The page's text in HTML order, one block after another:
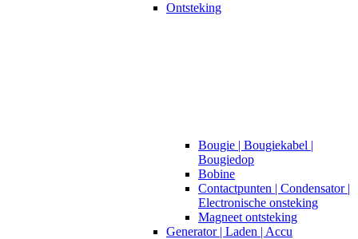
Ontsteking
Bougie | Bougiekabel |
Bougiedop
Bobine
Contactpunten | Condensator |
Electronische onsteking
Magneet ontsteking
Generator | Laden | Accu